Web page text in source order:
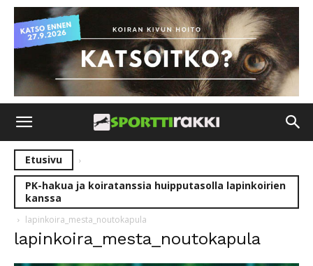
Etusivu
PK-hakua ja koiratanssia huipputasolla lapinkoirien
kanssa
lapinkoira_mesta_noutokapula
lapinkoira_mesta_noutokapula